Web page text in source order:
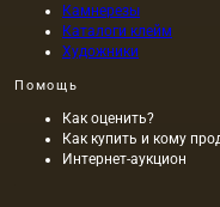
Камнерезы
Каталоги клейм
Художники
Помощь
Как оценить?
Как купить и кому
Интернет-аукцион